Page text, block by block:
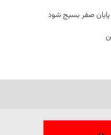
صفر بسیج شود